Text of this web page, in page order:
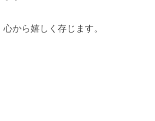
から嬉しく存じます。